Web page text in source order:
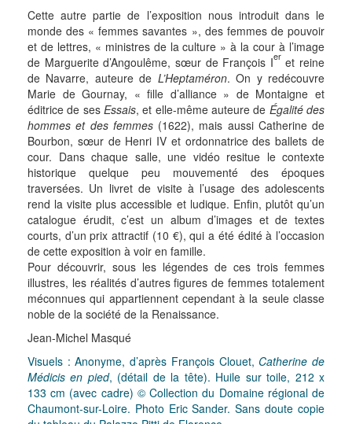
Cette autre partie de l’exposition nous introduit dans le
monde des « femmes savantes », des femmes de pouvoir
et de lettres, « ministres de la culture » à la cour à l’image
de Marguerite d’Angoulême, sœur de François Ier et reine
de Navarre, auteure de L’Heptaméron. On y redécouvre
Marie de Gournay, « fille d’alliance » de Montaigne et
éditrice de ses Essais, et elle-même auteure de Égalité des
hommes et des femmes(1622), mais aussi Catherine de
Bourbon, sœur de Henri IV et ordonnatrice des ballets de
cour. Dans chaque salle, une vidéo resitue le contexte
historique quelque peu mouvementé des époques
traversées. Un livret de visite à l’usage des adolescents
rend la visite plus accessible et ludique. Enfin, plutôt qu’un
catalogue érudit, c’est un album d’images et de textes
courts, d’un prix attractif (10 €), qui a été édité à l’occasion
de cette exposition à voir en famille.
Pour découvrir, sous les légendes de ces trois femmes
illustres, les réalités d’autres figures de femmes totalement
méconnues qui appartiennent cependant à la seule classe
noble de la société de la Renaissance.
Jean-Michel Masqué
Visuels : Anonyme, d’après François Clouet, Catherine de
Médicis en pied, (détail de la tête). Huile sur toile, 212 x
133 cm (avec cadre) © Collection du Domaine régional de
Chaumont-sur-Loire. Photo Eric Sander. Sans doute copie